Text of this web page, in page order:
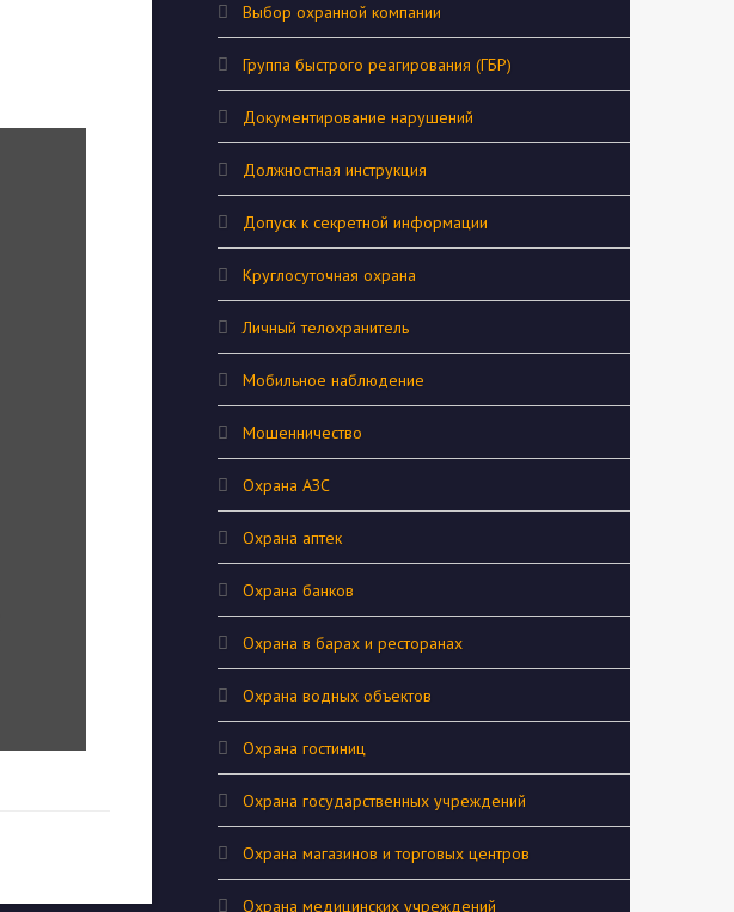
Выбор охранной компании
Группа быстрого реагирования (ГБР)
Документирование нарушений
Должностная инструкция
Допуск к секретной информации
Круглосуточная охрана
Личный телохранитель
Мобильное наблюдение
Мошенничество
Охрана АЗС
Охрана аптек
Охрана банков
Охрана в барах и ресторанах
Охрана водных объектов
Охрана гостиниц
Охрана государственных учреждений
Охрана магазинов и торговых центров
Охрана медицинских учреждений